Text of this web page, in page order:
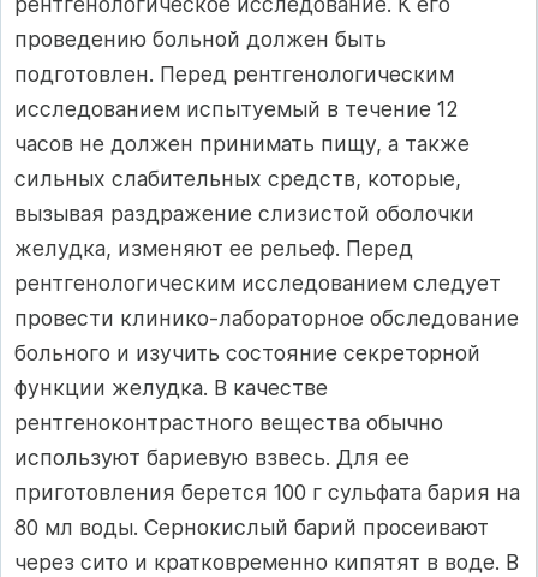
проведению больной должен быть
подготовлен. Перед рентгенологическим
исследованием испытуемый в течение 12
часов не должен принимать пищу, а также
сильных слабительных средств, которые,
вызывая раздражение слизистой оболочки
желудка, изменяют ее рельеф. Перед
рентгенологическим исследованием следует
провести клинико-лабораторное обследование
больного и изучить состояние секреторной
функции желудка. В качестве
рентгеноконтрастного вещества обычно
используют бариевую взвесь. Для ее
приготовления берется 100 г сульфата бария на
80 мл воды. Сернокислый барий просеивают
через сито и кратковременно кипятят в воде. В